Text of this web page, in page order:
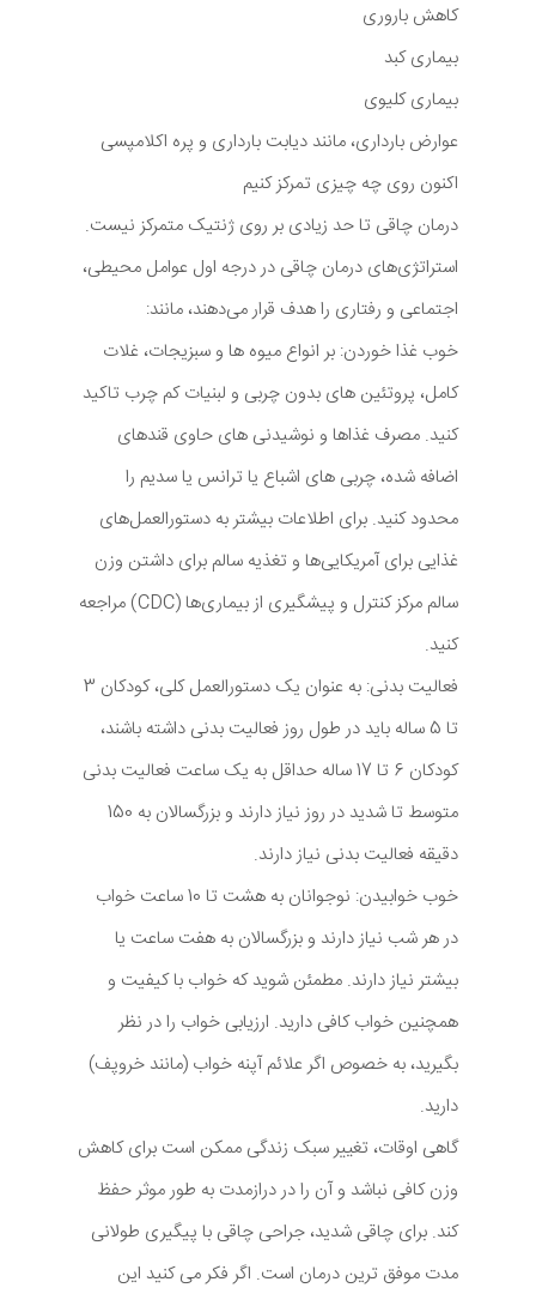
کاهش باروری
بیماری کبد
بیماری کلیوی
عوارض بارداری، مانند دیابت بارداری و پره اکلامپسی
اکنون روی چه چیزی تمرکز کنیم
درمان چاقی تا حد زیادی بر روی ژنتیک متمرکز نیست.
استراتژی‌های درمان چاقی در درجه اول عوامل محیطی،
اجتماعی و رفتاری را هدف قرار می‌دهند، مانند:
خوب غذا خوردن: بر انواع میوه ها و سبزیجات، غلات
کامل، پروتئین های بدون چربی و لبنیات کم چرب تاکید
کنید. مصرف غذاها و نوشیدنی های حاوی قندهای
اضافه شده، چربی های اشباع یا ترانس یا سدیم را
محدود کنید. برای اطلاعات بیشتر به دستورالعمل‌های
غذایی برای آمریکایی‌ها و تغذیه سالم برای داشتن وزن
سالم مرکز کنترل و پیشگیری از بیماری‌ها (CDC) مراجعه
کنید.
فعالیت بدنی: به عنوان یک دستورالعمل کلی، کودکان 3
تا 5 ساله باید در طول روز فعالیت بدنی داشته باشند،
کودکان 6 تا 17 ساله حداقل به یک ساعت فعالیت بدنی
متوسط تا شدید در روز نیاز دارند و بزرگسالان به 150
دقیقه فعالیت بدنی نیاز دارند.
خوب خوابیدن: نوجوانان به هشت تا 10 ساعت خواب
در هر شب نیاز دارند و بزرگسالان به هفت ساعت یا
بیشتر نیاز دارند. مطمئن شوید که خواب با کیفیت و
همچنین خواب کافی دارید. ارزیابی خواب را در نظر
بگیرید، به خصوص اگر علائم آپنه خواب (مانند خروپف)
دارید.
گاهی اوقات، تغییر سبک زندگی ممکن است برای کاهش
وزن کافی نباشد و آن را در درازمدت به طور موثر حفظ
کند. برای چاقی شدید، جراحی چاقی با پیگیری طولانی
مدت موفق ترین درمان است. اگر فکر می کنید این